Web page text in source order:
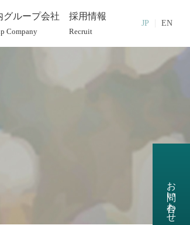
EN
JP
グループ会社
Company
採用情報
Recruit
お問い合わせ